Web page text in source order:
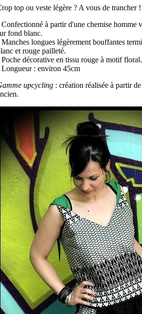
top ou veste légère ? A vous de trancher !
Confectionné à partir d'une chemise homme
fond blanc.
Manches longues légèrement bouffantes
et rouge pailleté.
Poche décorative en tissu rouge à motif floral.
Longueur : environ 45cm
upcycling : création réalisée à partir